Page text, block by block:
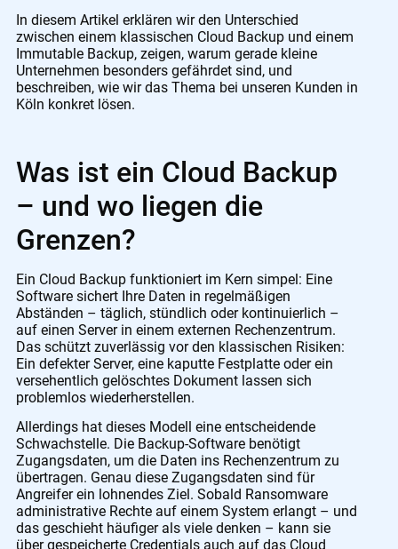
In diesem Artikel erklären wir den Unterschied
zwischen einem klassischen Cloud Backup und einem
Immutable Backup, zeigen, warum gerade kleine
Unternehmen besonders gefährdet sind, und
beschreiben, wie wir das Thema bei unseren Kunden in
Köln konkret lösen.
Was ist ein Cloud Backup
– und wo liegen die
Grenzen?
Ein Cloud Backup funktioniert im Kern simpel: Eine
Software sichert Ihre Daten in regelmäßigen
Abständen – täglich, stündlich oder kontinuierlich –
auf einen Server in einem externen Rechenzentrum.
Das schützt zuverlässig vor den klassischen Risiken:
Ein defekter Server, eine kaputte Festplatte oder ein
versehentlich gelöschtes Dokument lassen sich
problemlos wiederherstellen.
Allerdings hat dieses Modell eine entscheidende
Schwachstelle. Die Backup-Software benötigt
Zugangsdaten, um die Daten ins Rechenzentrum zu
übertragen. Genau diese Zugangsdaten sind für
Angreifer ein lohnendes Ziel. Sobald Ransomware
administrative Rechte auf einem System erlangt – und
das geschieht häufiger als viele denken – kann sie
über gespeicherte Credentials auch auf das Cloud